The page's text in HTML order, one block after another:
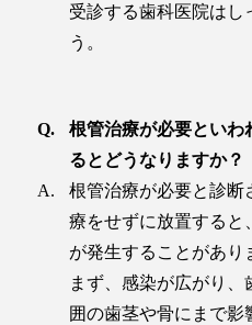
受診する歯科医院はし
う。
根管治療が必要といわ
るとどうなりますか？
根管治療が必要と診断
療をせずに放置すると
が発生することがあり
まず、感染が広がり、
囲の歯茎や骨にまで影